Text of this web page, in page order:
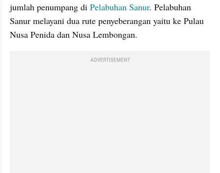
jumlah penumpang di Pelabuhan Sanur. Pelabuhan
Sanur melayani dua rute penyeberangan yaitu ke Pulau
Nusa Penida dan Nusa Lembongan.
ADVERTISEMENT